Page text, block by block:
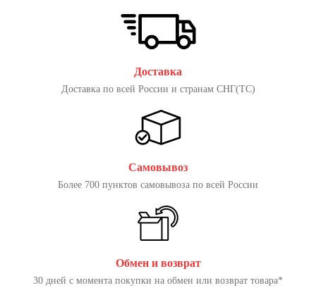
Доставка
Доставка по всей России и странам СНГ(ТС)
Самовывоз
Более 700 пунктов самовывоза по всей России
Обмен и возврат
30 дней с момента покупки на обмен или возврат товара*